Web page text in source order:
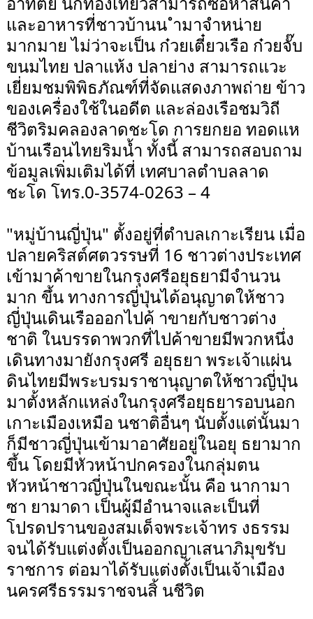
และอาหารที่ชาวบ้านน ำมาจำหน่าย
มากมาย ไม่ว่าจะเป็น ก๋วยเตี๋ยวเรือ ก๋วยจั๊บ
ขนมไทย ปลาแห้ง ปลาย่าง สามารถแวะ
เยี่ยมชมพิพิธภัณฑ์ที่จัดแสดงภาพถ่าย ข้าว
ของเครื่องใช้ในอดีต และล่องเรือชมวิถี
ชีวิตริมคลองลาดชะโด การยกยอ ทอดแห
บ้านเรือนไทยริมน้ำ ทั้งนี้ สามารถสอบถาม
ข้อมูลเพิ่มเติมได้ที่ เทศบาลตำบลลาด
ชะโด โทร.0-3574-0263 – 4
"หมู่บ้านญี่ปุ่น" ตั้งอยู่ที่ตำบลเกาะเรียน เมื่อ
ปลายคริสต์ศตวรรษที่ 16 ชาวต่างประเทศ
เข้ามาค้าขายในกรุงศรีอยุธยามีจำนวน
มาก ขึ้น ทางการญี่ปุ่นได้อนุญาตให้ชาว
ญี่ปุ่นเดินเรือออกไปค้ าขายกับชาวต่าง
ชาติ ในบรรดาพวกที่ไปค้าขายมีพวกหนึ่ง
เดินทางมายังกรุงศรี อยุธยา พระเจ้าแผ่น
ดินไทยมีพระบรมราชานุญาตให้ชาวญี่ปุ่น
มาตั้งหลักแหล่งในกรุงศรีอยุธยารอบนอก
เกาะเมืองเหมือ นชาติอื่นๆ นับตั้งแต่นั้นมา
ก็มีชาวญี่ปุ่นเข้ามาอาศัยอยู่ในอยุ ธยามาก
ขึ้น โดยมีหัวหน้าปกครองในกลุ่มตน
หัวหน้าชาวญี่ปุ่นในขณะนั้น คือ นากามา
ซา ยามาดา เป็นผู้มีอำนาจและเป็นที่
โปรดปรานของสมเด็จพระเจ้าทร งธรรม
จนได้รับแต่งตั้งเป็นออกญาเสนาภิมุขรับ
ราชการ ต่อมาได้รับแต่งตั้งเป็นเจ้าเมือง
นครศรีธรรมราชจนสิ้ นชีวิต